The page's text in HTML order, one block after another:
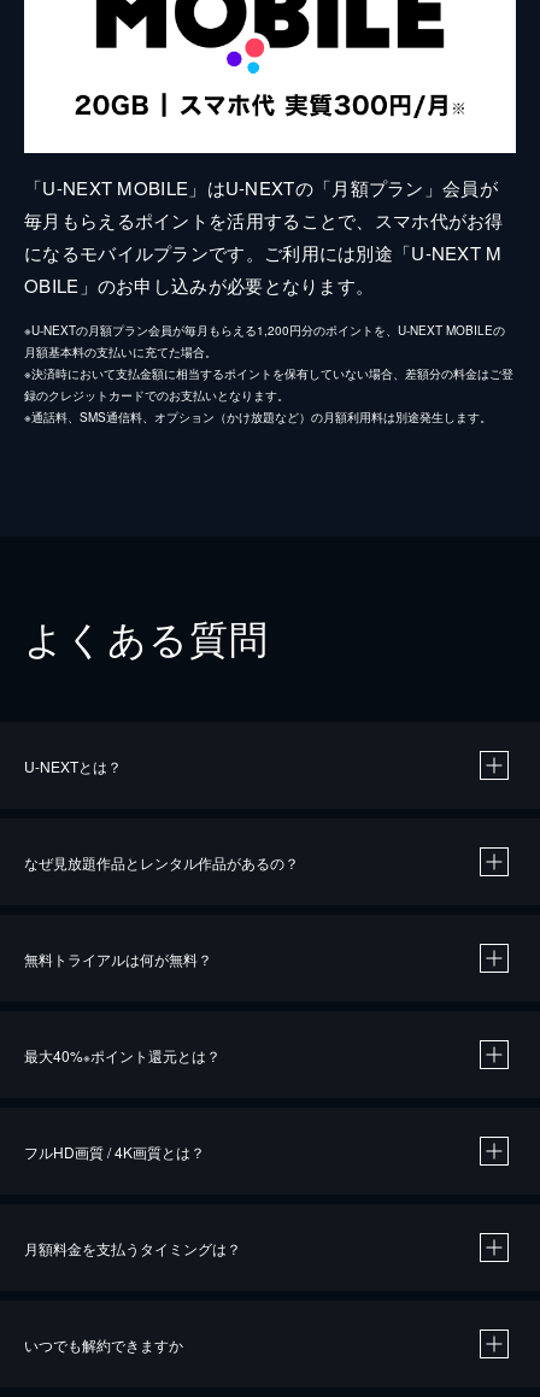
「U-NEXT MOBILE」はU-NEXTの「月額プラン」会員が
毎月もらえるポイントを活用することで、スマホ代がお得
になるモバイルプランです。ご利用には別途「U-NEXT M
OBILE」のお申し込みが必要となります。
※U-NEXTの月額プラン会員が毎月もらえる1,200円分のポイントを、U-NEXT MOBILEの
月額基本料の支払いに充てた場合。
※決済時において支払金額に相当するポイントを保有していない場合、差額分の料金はご登
録のクレジットカードでのお支払いとなります。
※通話料、SMS通信料、オプション（かけ放題など）の月額利用料は別途発生します。
よくある質問
U-NEXTとは？
なぜ見放題作品とレンタル作品があるの？
無料トライアルは何が無料？
最大40%※ポイント還元とは？
※40％ポイント還元の対象は、クレジットカード決済による作品の購入 / レンタルです。
フルHD画質 / 4K画質とは？
月額料金を支払うタイミングは？
いつでも解約できますか